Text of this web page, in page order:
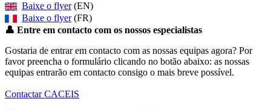
Baixe o flyer(EN)
Baixe o flyer(FR)
👤 Entre em contacto com os nossos especialistas
Gostaria de entrar em contacto com as nossas equipas agora? Por
favor preencha o formulário clicando no botão abaixo: as nossas
equipas entrarão em contacto consigo o mais breve possível.
Contactar CACEIS